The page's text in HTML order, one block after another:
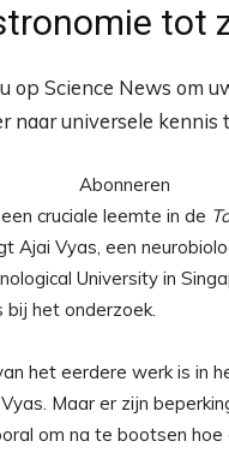
tot
op Science News om
naar universele kennis
Abonneren
cruciale leemte in de
Ajai Vyas, een
University in
het onderzoek.
het eerdere werk is in
Maar er zijn
om na te bootsen hoe